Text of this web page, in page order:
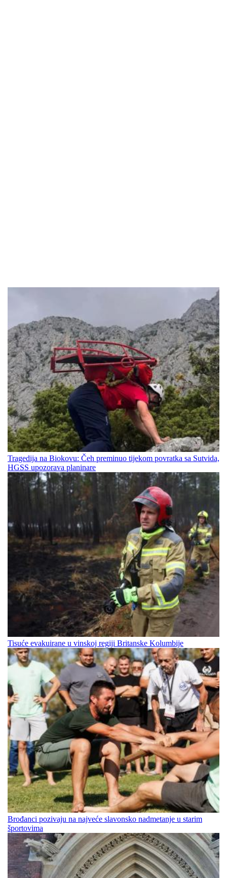
Tragedija na Biokovu: Čeh preminuo tijekom povratka sa Sutvida,
HGSS upozorava planinare
Tisuće evakuirane u vinskoj regiji Britanske Kolumbije
Brođanci pozivaju na najveće slavonsko nadmetanje u starim
športovima